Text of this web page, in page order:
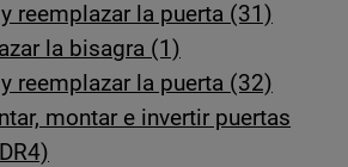
reemplazar la puerta (31)
la bisagra (1)
reemplazar la puerta (32)
montar e invertir puertas